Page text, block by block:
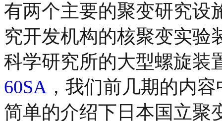
有两个主要的聚变研究设
究开发机构的核聚变实验
科学研究所的大型螺旋
60SA ，我们前几期的内
简单的介绍下日本国立聚